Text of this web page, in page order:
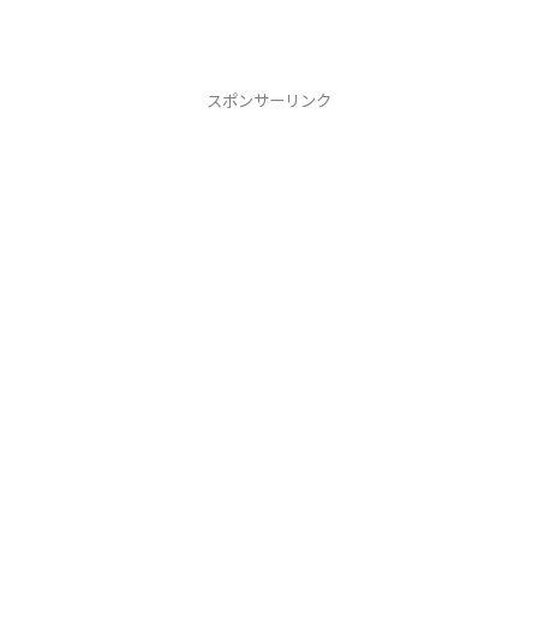
スポンサーリンク